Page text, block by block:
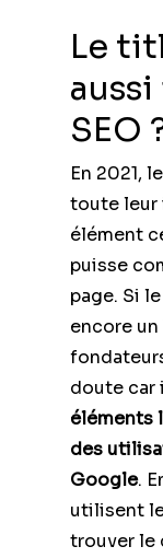
Le
SEO
En 2021,
toute leur
élément
puisse
page. Si
encore
doute
éléments
des
Google.
utilisent
trouver le